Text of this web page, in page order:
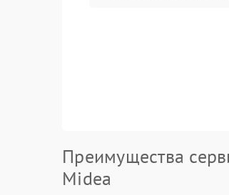
Преимущества
Midea